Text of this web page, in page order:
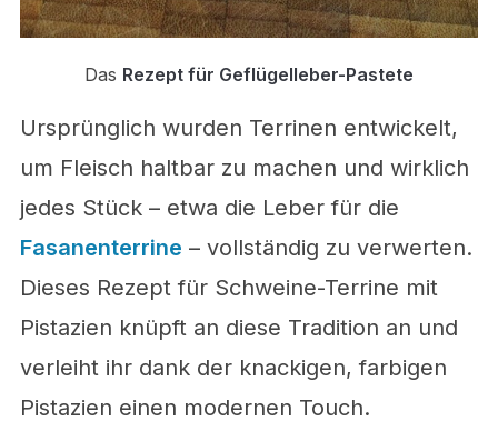
Das Rezept für Geflügelleber-Pastete
Ursprünglich wurden Terrinen entwickelt,
um Fleisch haltbar zu machen und wirklich
jedes Stück – etwa die Leber für die
Fasanenterrine – vollständig zu verwerten.
Dieses Rezept für Schweine-Terrine mit
Pistazien knüpft an diese Tradition an und
verleiht ihr dank der knackigen, farbigen
Pistazien einen modernen Touch.